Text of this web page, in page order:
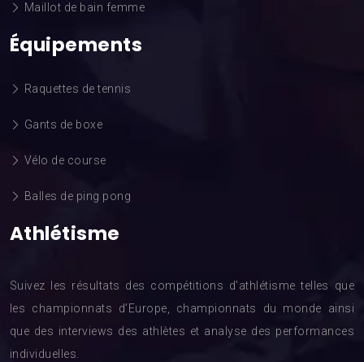
Maillot de bain femme
Équipements
Raquettes de tennis
Gants de boxe
Vélo de course
Balles de ping pong
Athlétisme
Suivez les résultats des compétitions d’athlétisme telles que
les championnats d’Europe, championnats du monde ainsi
que des interviews des athlètes et analyse des performances
individuelles.